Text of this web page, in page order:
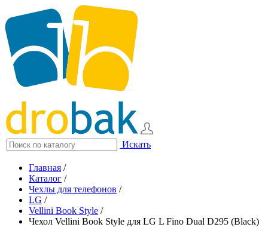
Искать
Главная /
Каталог /
Чехлы для телефонов /
LG /
Vellini Book Style /
Чехол Vellini Book Style для LG L Fino Dual D295 (Black)